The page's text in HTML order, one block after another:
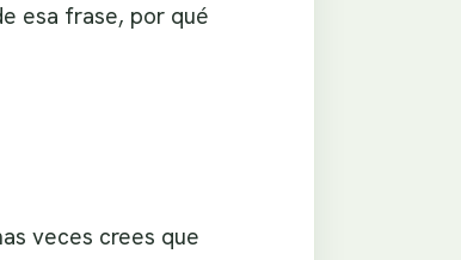
esa frase, por qué
veces crees que